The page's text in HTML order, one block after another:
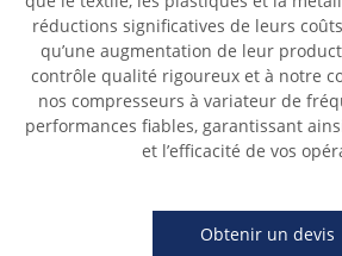
réductions significatives de leurs
qu’une augmentation de leur
contrôle qualité rigoureux et à notre
nos compresseurs à variateur de
performances fiables, garantissant
et l’efficacité de vos
Obtenir un devis